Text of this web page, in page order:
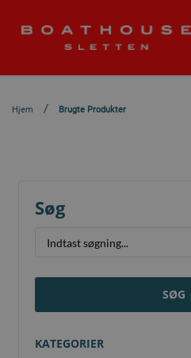
Hjem Brugte Produkter
Søg
SØG
KATEGORIER